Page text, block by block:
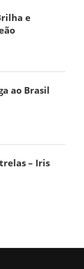
e
ao Brasil
– Iris